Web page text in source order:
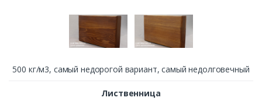
500 кг/м3, cамый недорогой вариант, самый недолговечный
Лиственница